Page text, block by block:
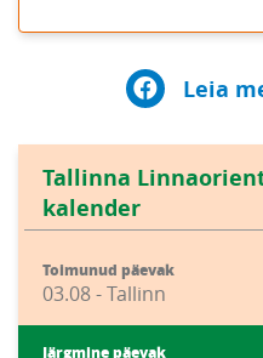
Leia
Tallinna
kalender
Toimunud päevak
03.08 - Tallinn
Järgmine päevak